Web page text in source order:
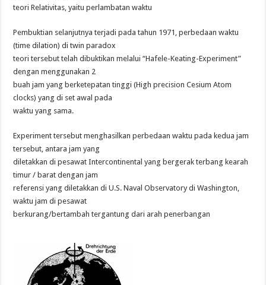
teori Relativitas, yaitu perlambatan waktu
Pembuktian selanjutnya terjadi pada tahun 1971, perbedaan waktu
(time dilation) di twin paradox
teori tersebut telah dibuktikan melalui “Hafele-Keating-Experiment”
dengan menggunakan 2
buah jam yang berketepatan tinggi (High precision Cesium Atom
clocks) yang di set awal pada
waktu yang sama.
Experiment tersebut menghasilkan perbedaan waktu pada kedua jam
tersebut, antara jam yang
diletakkan di pesawat Intercontinental yang bergerak terbang kearah
timur / barat dengan jam
referensi yang diletakkan di U.S. Naval Observatory di Washington,
waktu jam di pesawat
berkurang/bertambah tergantung dari arah penerbangan